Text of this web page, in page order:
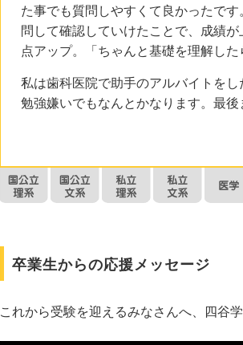
た事でも質問しやすくて良かったで
問して確認していけたことで、成績
点アップ。「ちゃんと基礎を理解し
私は歯科医院で助手のアルバイトを
勉強嫌いでもなんとかなります。最
卒業生からの応援メッセージ
これから受験を迎えるみなさんへ、四谷